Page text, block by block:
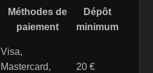
Méthodes de
paiement
Dépôt
minimum
Visa,
Mastercard,
20 €